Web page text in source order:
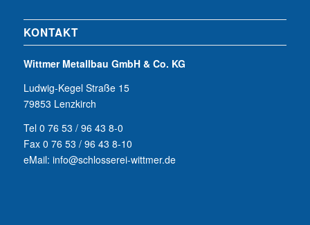
KONTAKT
Wittmer Metallbau GmbH & Co. KG
Ludwig-Kegel Straße 15
79853 Lenzkirch
Tel 0 76 53 / 96 43 8-0
Fax 0 76 53 / 96 43 8-10
eMail: info@schlosserei-wittmer.de